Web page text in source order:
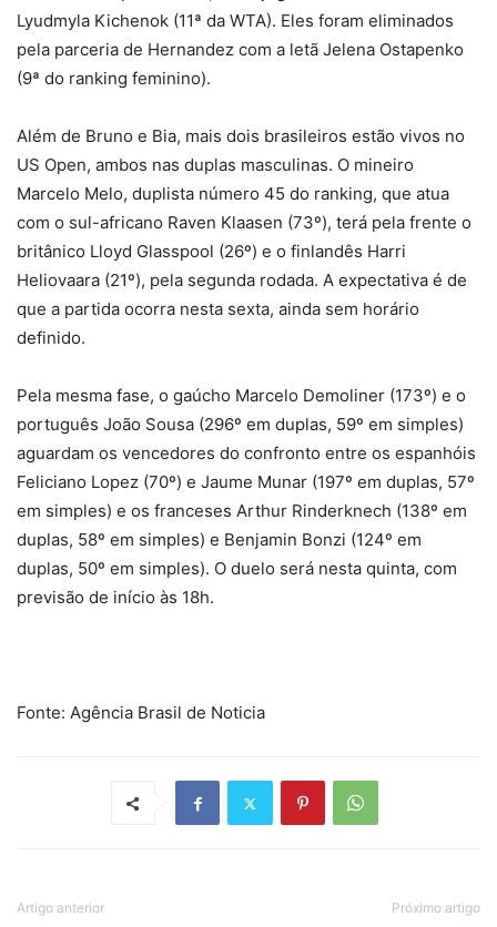
Lyudmyla Kichenok (11ª da WTA). Eles foram eliminados
pela parceria de Hernandez com a letã Jelena Ostapenko
(9ª do ranking feminino).
Além de Bruno e Bia, mais dois brasileiros estão vivos no
US Open, ambos nas duplas masculinas. O mineiro
Marcelo Melo, duplista número 45 do ranking, que atua
com o sul-africano Raven Klaasen (73º), terá pela frente o
britânico Lloyd Glasspool (26º) e o finlandês Harri
Heliovaara (21º), pela segunda rodada. A expectativa é de
que a partida ocorra nesta sexta, ainda sem horário
definido.
Pela mesma fase, o gaúcho Marcelo Demoliner (173º) e o
português João Sousa (296º em duplas, 59º em simples)
aguardam os vencedores do confronto entre os espanhóis
Feliciano Lopez (70º) e Jaume Munar (197º em duplas, 57º
em simples) e os franceses Arthur Rinderknech (138º em
duplas, 58º em simples) e Benjamin Bonzi (124º em
duplas, 50º em simples). O duelo será nesta quinta, com
previsão de início às 18h.
Fonte: Agência Brasil de Noticia
Artigo anterior Próximo artigo